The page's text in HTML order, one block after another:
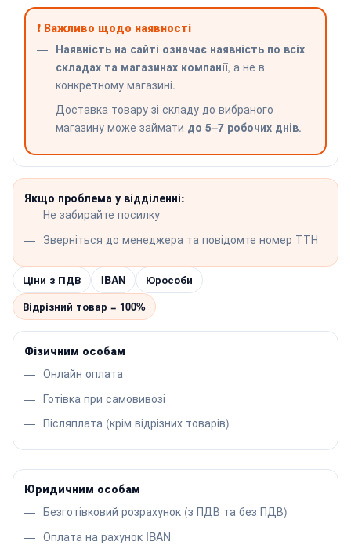
❗ Важливо щодо наявності
Наявність на сайті означає наявність по всіх
складах та магазинах компанії, а не в
конкретному магазині.
Доставка товару зі складу до вибраного
магазину може займати до 5–7 робочих днів.
Якщо проблема у відділенні:
Не забирайте посилку
Зверніться до менеджера та повідомте номер ТТН
Ціни з ПДВ IBAN
Юрособи
Відрізний товар = 100%
Фізичним особам
Онлайн оплата
Готівка при самовивозі
Післяплата (крім відрізних товарів)
Юридичним особам
Безготівковий розрахунок (з ПДВ та без ПДВ)
Оплата на рахунок IBAN